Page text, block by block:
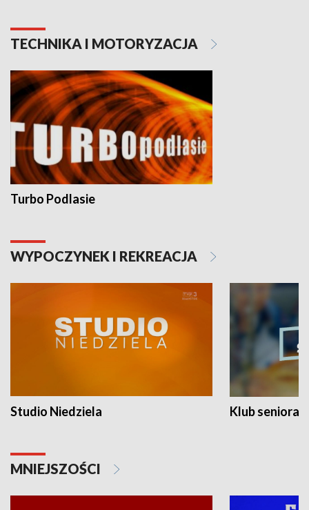
TECHNIKA I MOTORYZACJA
Turbo Podlasie
WYPOCZYNEK I REKREACJA
Studio Niedziela Klub seniora
MNIEJSZOŚCI